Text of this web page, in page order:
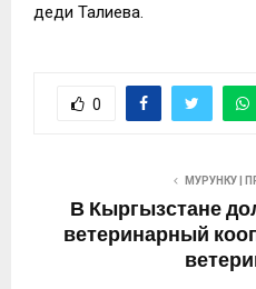
деди Талиева.
0
МУРУНКУ |
В Кыргызстане
ветеринарный